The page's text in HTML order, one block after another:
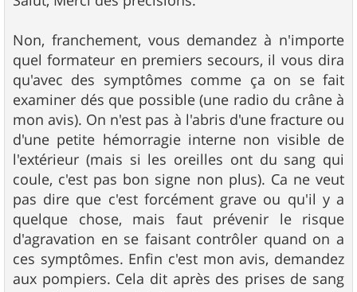
s
g
e
Non, franchement, vous demandez à n'importe
quel formateur en premiers secours, il vous dira
qu'avec des symptômes comme ça on se fait
examiner dés que possible (une radio du crâne à
mon avis). On n'est pas à l'abris d'une fracture ou
d'une petite hémorragie interne non visible de
l'extérieur (mais si les oreilles ont du sang qui
coule, c'est pas bon signe non plus). Ca ne veut
pas dire que c'est forcément grave ou qu'il y a
quelque chose, mais faut prévenir le risque
d'agravation en se faisant contrôler quand on a
ces symptômes. Enfin c'est mon avis, demandez
aux pompiers. Cela dit après des prises de sang